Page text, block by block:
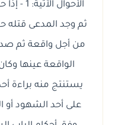
من أجل واقعة ثم
الواقعة عينها
على أحد الشهود أو